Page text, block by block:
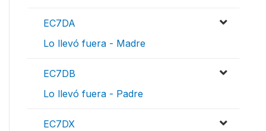
EC7DA
Lo llevó fuera - Madre
EC7DB
Lo llevó fuera - Padre
EC7DX